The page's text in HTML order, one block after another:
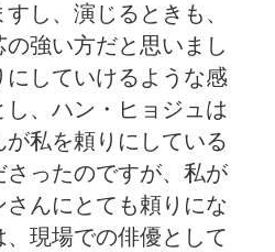
し、演じるときも、
強い方だと思いまし
していけるような感
し、ハン・ヒョジュは
が私を頼りにしている
さったのですが、私が
んにとても頼りにな
現場での俳優として